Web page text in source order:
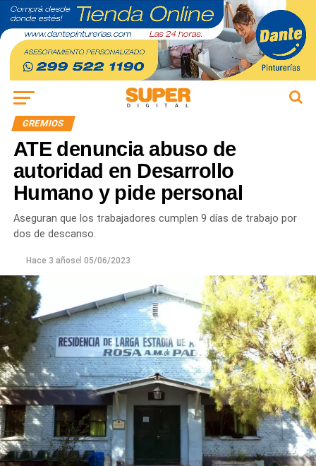
GREMIOS
ATE denuncia abuso de
autoridad en Desarrollo
Humano y pide personal
Aseguran que los trabajadores cumplen 9 días de trabajo por
dos de descanso.
Hace 3 añosel 05/06/2023